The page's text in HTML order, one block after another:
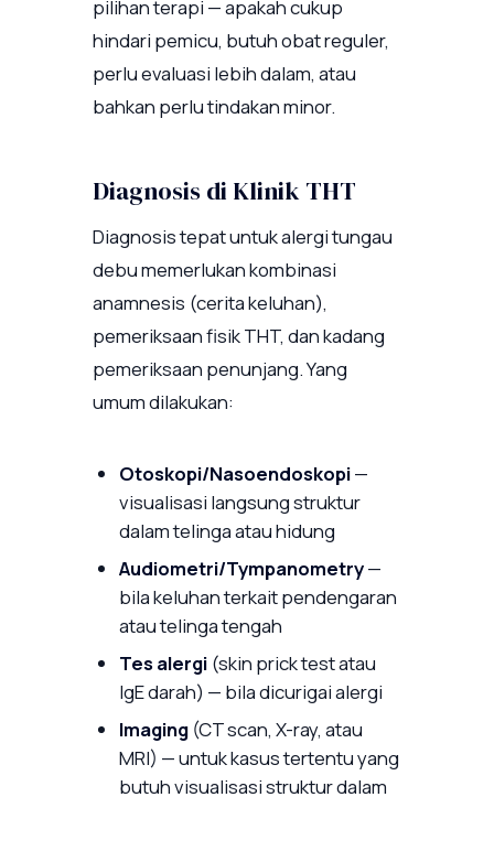
pilihan terapi — apakah cukup
hindari pemicu, butuh obat reguler,
perlu evaluasi lebih dalam, atau
bahkan perlu tindakan minor.
Diagnosis di Klinik THT
Diagnosis tepat untuk alergi tungau
debu memerlukan kombinasi
anamnesis (cerita keluhan),
pemeriksaan fisik THT, dan kadang
pemeriksaan penunjang. Yang
umum dilakukan:
Otoskopi/Nasoendoskopi—
visualisasi langsung struktur
dalam telinga atau hidung
Audiometri/Tympanometry—
bila keluhan terkait pendengaran
atau telinga tengah
Tes alergi (skin prick test atau
IgE darah) — bila dicurigai alergi
Imaging (CT scan, X-ray, atau
MRI) — untuk kasus tertentu yang
butuh visualisasi struktur dalam